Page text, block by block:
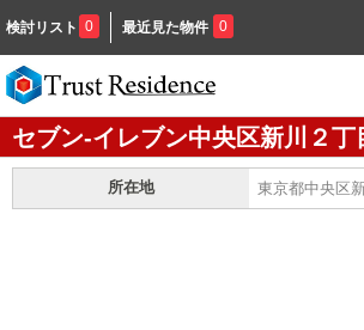
検討リスト 0 最近見た物件 0
セブン-イレブン中央区新川２丁
所在地 東京都中央区